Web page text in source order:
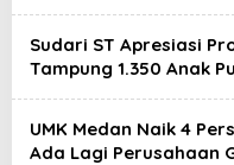
Sudari ST Apresiasi
Tampung 1.350 Anak
UMK Medan Naik 4
Ada Lagi Perusahaan